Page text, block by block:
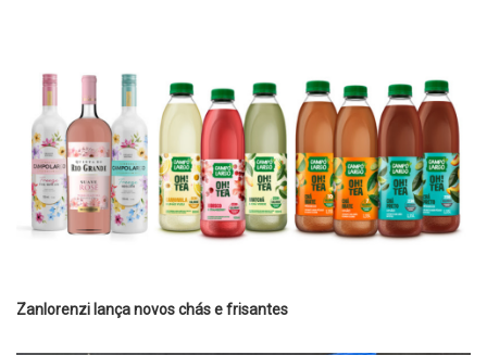
Zanlorenzi lança novos chás e frisantes